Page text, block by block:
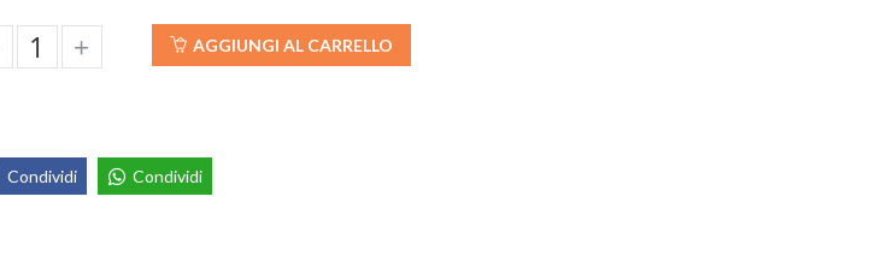
+ AGGIUNGI AL CARRELLO
Condividi Condividi